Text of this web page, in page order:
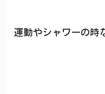
運動やシャワーの時